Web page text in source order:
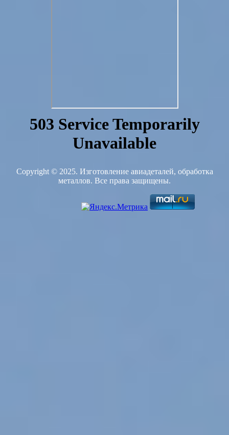
Copyright © 2025. Изготовление авиадеталей, обработка
металлов. Все права защищены.